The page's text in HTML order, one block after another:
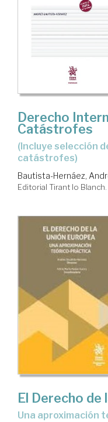
Derecho
Catástrofes
(Incluye selección de textos normativos sobre
catástrofes)
Bautista-Hernáez,
Editorial Tirant lo
El Derecho de
Una